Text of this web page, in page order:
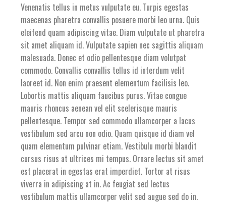
Venenatis tellus in metus vulputate eu. Turpis egestas
maecenas pharetra convallis posuere morbi leo urna. Quis
eleifend quam adipiscing vitae. Diam vulputate ut pharetra
sit amet aliquam id. Vulputate sapien nec sagittis aliquam
malesuada. Donec et odio pellentesque diam volutpat
commodo. Convallis convallis tellus id interdum velit
laoreet id. Non enim praesent elementum facilisis leo.
Lobortis mattis aliquam faucibus purus. Vitae congue
mauris rhoncus aenean vel elit scelerisque mauris
pellentesque. Tempor sed commodo ullamcorper a lacus
vestibulum sed arcu non odio. Quam quisque id diam vel
quam elementum pulvinar etiam. Vestibulu morbi blandit
cursus risus at ultrices mi tempus. Ornare lectus sit amet
est placerat in egestas erat imperdiet. Tortor at risus
viverra in adipiscing at in. Ac feugiat sed lectus
vestibulum mattis ullamcorper velit sed augue sed do in.